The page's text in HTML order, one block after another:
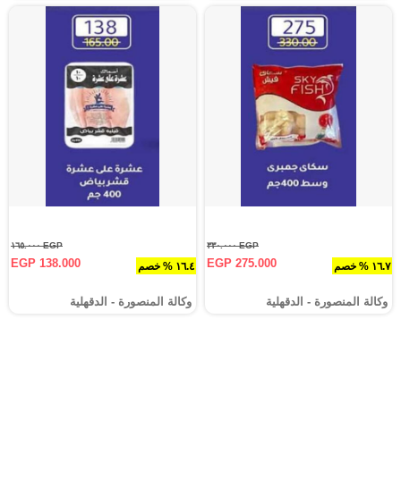
١٦.٧ % خصم
EGP ٣٣٠.٠٠٠
EGP 275.000
وكالة المنصورة - الدقهلية‎
١٦.٤ % خصم
EGP ١٦٥.٠٠٠
EGP 138.000
وكالة المنصورة - الدقهلية‎